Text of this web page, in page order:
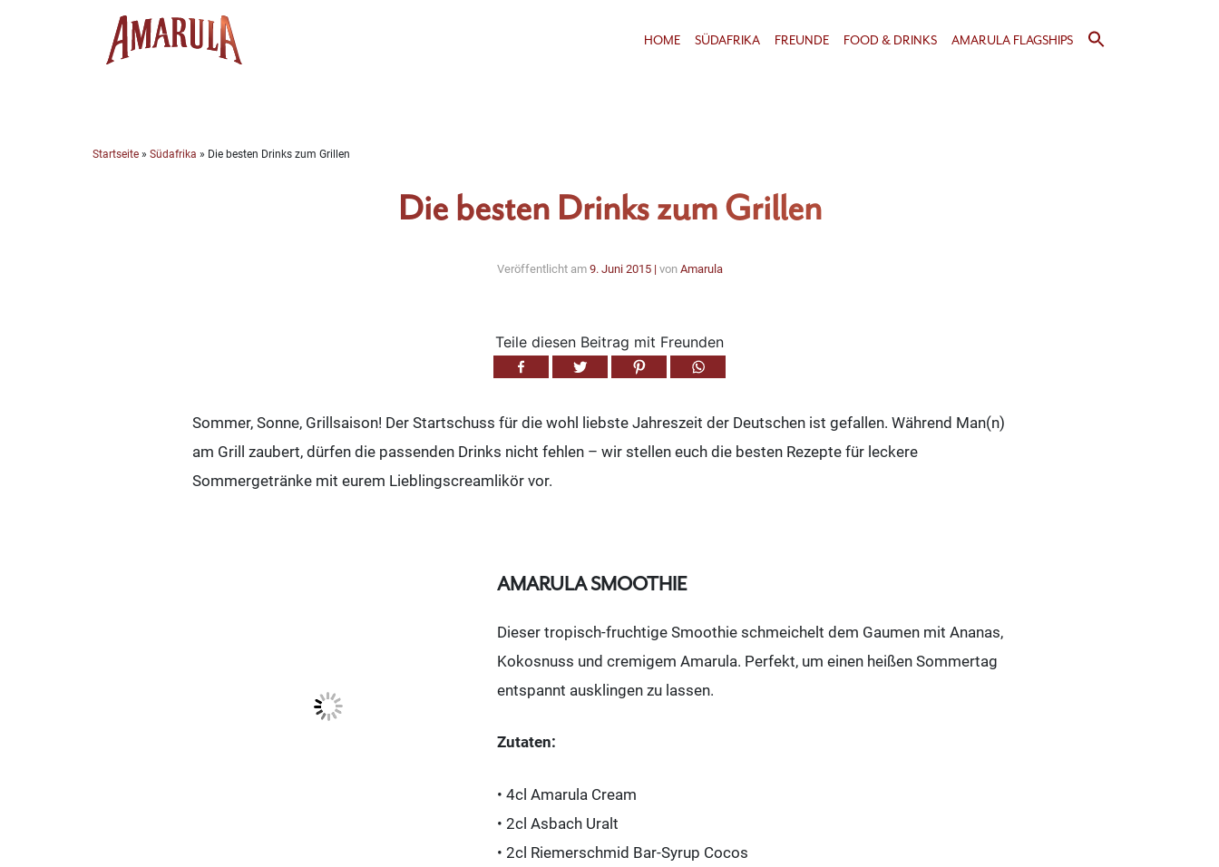
HOME SÜDAFRIKA FREUNDE FOOD & DRINKS AMARULA FLAGSHIPS
Startseite » Südafrika » Die besten Drinks zum Grillen
Die besten Drinks zum Grillen
Veröffentlicht am 9. Juni 2015| von Amarula
Teile diesen Beitrag mit Freunden
Sommer, Sonne, Grillsaison! Der Startschuss für die wohl liebste Jahreszeit der Deutschen ist gefallen. Während Man(n)
am Grill zaubert, dürfen die passenden Drinks nicht fehlen – wir stellen euch die besten Rezepte für leckere
Sommergetränke mit eurem Lieblingscreamlikör vor.
AMARULA SMOOTHIE
Dieser tropisch-fruchtige Smoothie schmeichelt dem Gaumen mit Ananas,
Kokosnuss und cremigem Amarula. Perfekt, um einen heißen Sommertag
entspannt ausklingen zu lassen.
Zutaten:
• 4cl Amarula Cream
• 2cl Asbach Uralt
• 2cl Riemerschmid Bar-Syrup Cocos